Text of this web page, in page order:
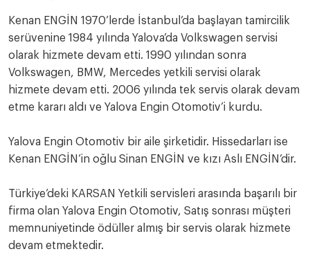
Kenan ENGİN 1970’lerde İstanbul’da başlayan tamircilik
serüvenine 1984 yılında Yalova’da Volkswagen servisi
olarak hizmete devam etti. 1990 yılından sonra
Volkswagen, BMW, Mercedes yetkili servisi olarak
hizmete devam etti. 2006 yılında tek servis olarak devam
etme kararı aldı ve Yalova Engin Otomotiv’i kurdu.
Yalova Engin Otomotiv bir aile şirketidir. Hissedarları ise
Kenan ENGİN’in oğlu Sinan ENGİN ve kızı Aslı ENGİN’dir.
Türkiye’deki KARSAN Yetkili servisleri arasında başarılı bir
firma olan Yalova Engin Otomotiv, Satış sonrası müşteri
memnuniyetinde ödüller almış bir servis olarak hizmete
devam etmektedir.